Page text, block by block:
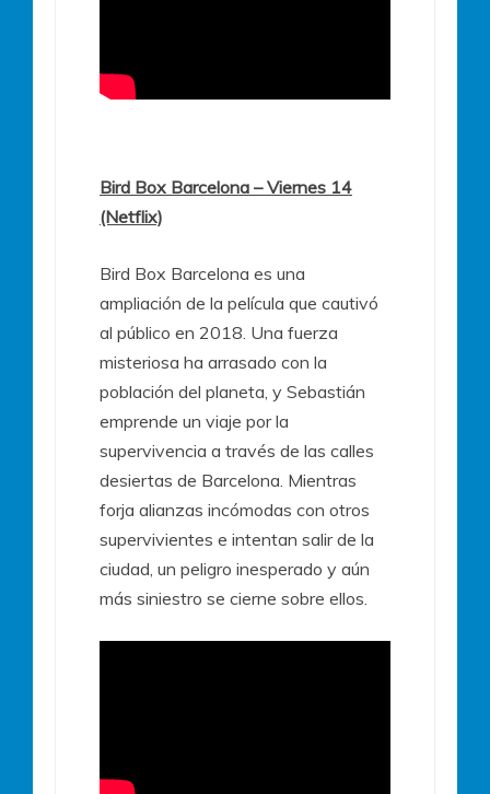
Bird Box Barcelona – Viernes 14
(Netflix)
Bird Box Barcelona es una
ampliación de la película que cautivó
al público en 2018. Una fuerza
misteriosa ha arrasado con la
población del planeta, y Sebastián
emprende un viaje por la
supervivencia a través de las calles
desiertas de Barcelona. Mientras
forja alianzas incómodas con otros
supervivientes e intentan salir de la
ciudad, un peligro inesperado y aún
más siniestro se cierne sobre ellos.